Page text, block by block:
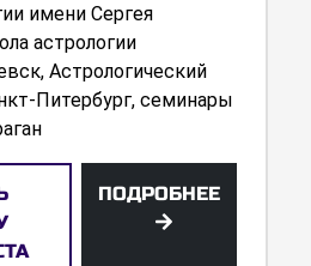
имени Сергея
астрологии
Астрологический
Питербург, семинары
ПОДРОБНЕЕ